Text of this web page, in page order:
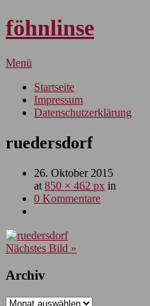
föhnlinse
Menü
Startseite
Impressum
Datenschutzerklärung
ruedersdorf
26. Oktober 2015
at 850 × 462 px in
0 Kommentare
Nächstes Bild »
Archiv
Archiv